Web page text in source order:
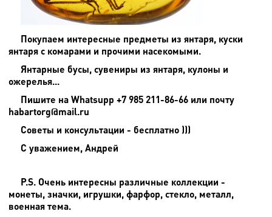
Покупаем интересные предметы из янтаря, куски
янтаря с комарами и прочими насекомыми.
Янтарные бусы, сувениры из янтаря, кулоны и
ожерелья...
Пишите на Whatsupp +7 985 211-86-66 или почту
habartorg@mail.ru
Советы и консультации - бесплатно )))
С уважением, Андрей
P.S. Очень интересны различные коллекции -
монеты, значки, игрушки, фарфор, стекло, металл,
военная тема.